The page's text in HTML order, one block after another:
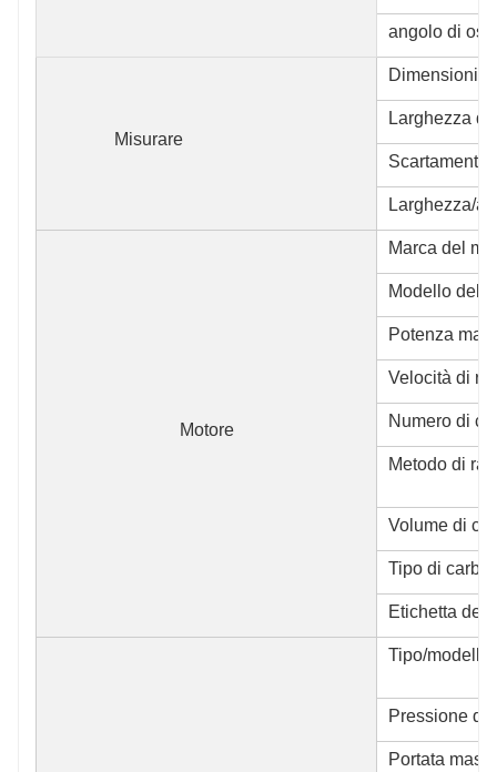
angolo di
Misurare
Dimensioni
Larghezza
Scartamento
Larghezza/
Motore
Marca del
Modello del
Potenza
Velocità di
Numero di
Metodo di
Volume di
Tipo di
Etichetta del
Tipo/modello
Pressione di
Portata